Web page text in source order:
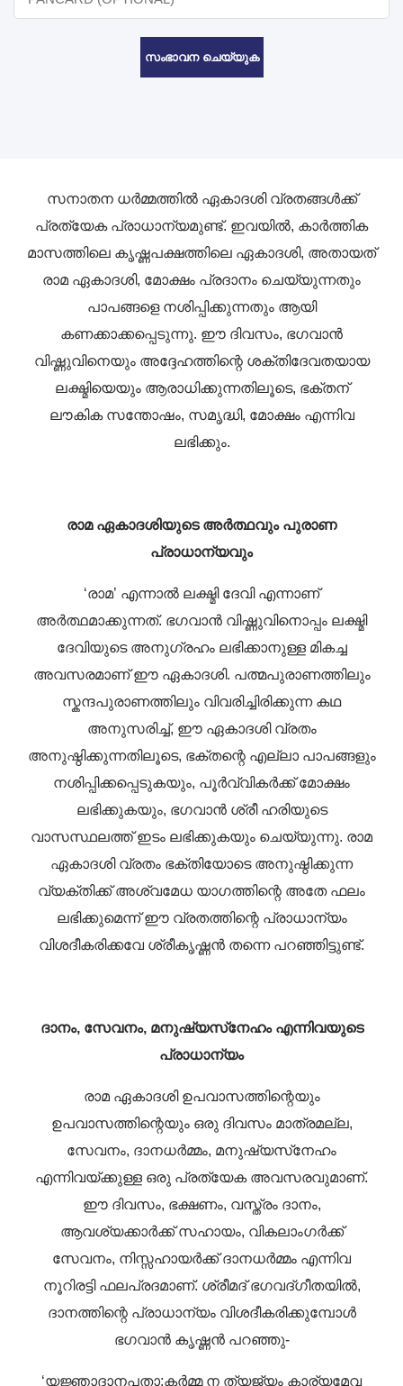
സംഭാവന ചെയ്യുക
സനാതന ധർമ്മത്തിൽ ഏകാദശി വ്രതങ്ങൾക്ക്
പ്രത്യേക പ്രാധാന്യമുണ്ട്. ഇവയിൽ, കാർത്തിക
മാസത്തിലെ കൃഷ്ണപക്ഷത്തിലെ ഏകാദശി, അതായത്
രാമ ഏകാദശി, മോക്ഷം പ്രദാനം ചെയ്യുന്നതും
പാപങ്ങളെ നശിപ്പിക്കുന്നതും ആയി
കണക്കാക്കപ്പെടുന്നു. ഈ ദിവസം, ഭഗവാൻ
വിഷ്ണുവിനെയും അദ്ദേഹത്തിന്റെ ശക്തിദേവതയായ
ലക്ഷ്മിയെയും ആരാധിക്കുന്നതിലൂടെ, ഭക്തന്
ലൗകിക സന്തോഷം, സമൃദ്ധി, മോക്ഷം എന്നിവ
ലഭിക്കും.
രാമ ഏകാദശിയുടെ അർത്ഥവും പുരാണ
പ്രാധാന്യവും
‘രാമ’ എന്നാൽ ലക്ഷ്മി ദേവി എന്നാണ്
അർത്ഥമാക്കുന്നത്. ഭഗവാൻ വിഷ്ണുവിനൊപ്പം ലക്ഷ്മി
ദേവിയുടെ അനുഗ്രഹം ലഭിക്കാനുള്ള മികച്ച
അവസരമാണ് ഈ ഏകാദശി. പത്മപുരാണത്തിലും
സ്കന്ദപുരാണത്തിലും വിവരിച്ചിരിക്കുന്ന കഥ
അനുസരിച്ച്, ഈ ഏകാദശി വ്രതം
അനുഷ്ഠിക്കുന്നതിലൂടെ, ഭക്തന്റെ എല്ലാ പാപങ്ങളും
നശിപ്പിക്കപ്പെടുകയും, പൂർവ്വികർക്ക് മോക്ഷം
ലഭിക്കുകയും, ഭഗവാൻ ശ്രീ ഹരിയുടെ
വാസസ്ഥലത്ത് ഇടം ലഭിക്കുകയും ചെയ്യുന്നു. രാമ
ഏകാദശി വ്രതം ഭക്തിയോടെ അനുഷ്ഠിക്കുന്ന
വ്യക്തിക്ക് അശ്വമേധ യാഗത്തിന്റെ അതേ ഫലം
ലഭിക്കുമെന്ന് ഈ വ്രതത്തിന്റെ പ്രാധാന്യം
വിശദീകരിക്കവേ ശ്രീകൃഷ്ണൻ തന്നെ പറഞ്ഞിട്ടുണ്ട്.
ദാനം, സേവനം, മനുഷ്യസ്‌നേഹം എന്നിവയുടെ
പ്രാധാന്യം
രാമ ഏകാദശി ഉപവാസത്തിന്റെയും
ഉപവാസത്തിന്റെയും ഒരു ദിവസം മാത്രമല്ല,
സേവനം, ദാനധർമ്മം, മനുഷ്യസ്‌നേഹം
എന്നിവയ്‌ക്കുള്ള ഒരു പ്രത്യേക അവസരവുമാണ്.
ഈ ദിവസം, ഭക്ഷണം, വസ്ത്രം ദാനം,
ആവശ്യക്കാർക്ക് സഹായം, വികലാംഗർക്ക്
സേവനം, നിസ്സഹായർക്ക് ദാനധർമ്മം എന്നിവ
നൂറിരട്ടി ഫലപ്രദമാണ്. ശ്രീമദ് ഭഗവദ്ഗീതയിൽ,
ദാനത്തിന്റെ പ്രാധാന്യം വിശദീകരിക്കുമ്പോൾ
ഭഗവാൻ കൃഷ്ണൻ പറഞ്ഞു-
‘യജ്ഞാദാനപതാ:കർമ്മ ന ത്യജ്യം കാര്യമേവ